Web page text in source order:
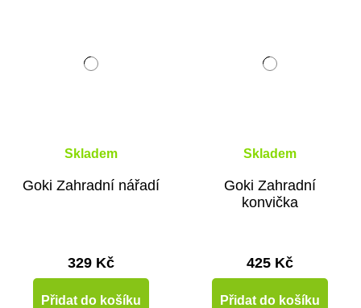
Skladem
Goki Zahradní nářadí
329 Kč
Přidat do košíku
Skladem
Goki Zahradní
konvička
425 Kč
Přidat do košíku